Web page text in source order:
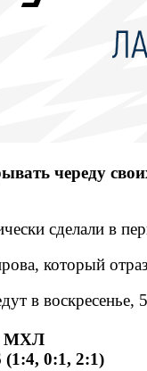
череду
сделали в
который
в воскресенье,
МХЛ
(1:4, 0:1, 2:1)